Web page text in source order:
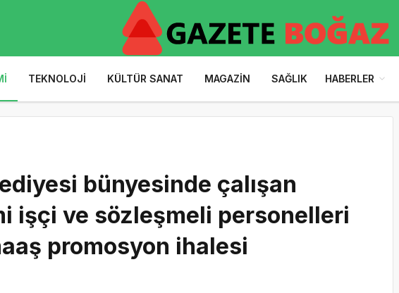
TEKNOLOJI KÜLTÜR SANAT MAGAZIN SAĞLIK HABERLER
bünyesinde çalışan
işçi ve sözleşmeli personelleri
promosyon ihalesi